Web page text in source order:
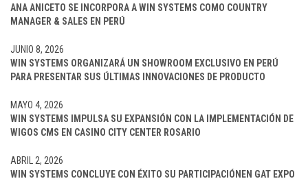
ANA ANICETO SE INCORPORA A WIN SYSTEMS COMO COUNTRY
MANAGER & SALES EN PERÚ
WIN SYSTEMS ORGANIZARÁ UN SHOWROOM EXCLUSIVO EN PERÚ
PARA PRESENTAR SUS ÚLTIMAS INNOVACIONES DE PRODUCTO
JUNIO 8, 2026
WIN SYSTEMS IMPULSA SU EXPANSIÓN CON LA IMPLEMENTACIÓN DE
WIGOS CMS EN CASINO CITY CENTER ROSARIO
MAYO 4, 2026
WIN SYSTEMS CONCLUYE CON ÉXITO SU PARTICIPACIÓNEN GAT EXPO
ABRIL 2, 2026